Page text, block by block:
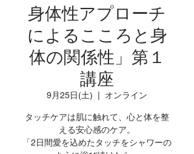
身体性アプローチ
によるこころと身
体の関係性」第１
講座
9月25日(土) オンライン
タッチケアは肌に触れて、心と体を整
える安心感のケア。
「2日間愛を込めたタッチをシャワーの